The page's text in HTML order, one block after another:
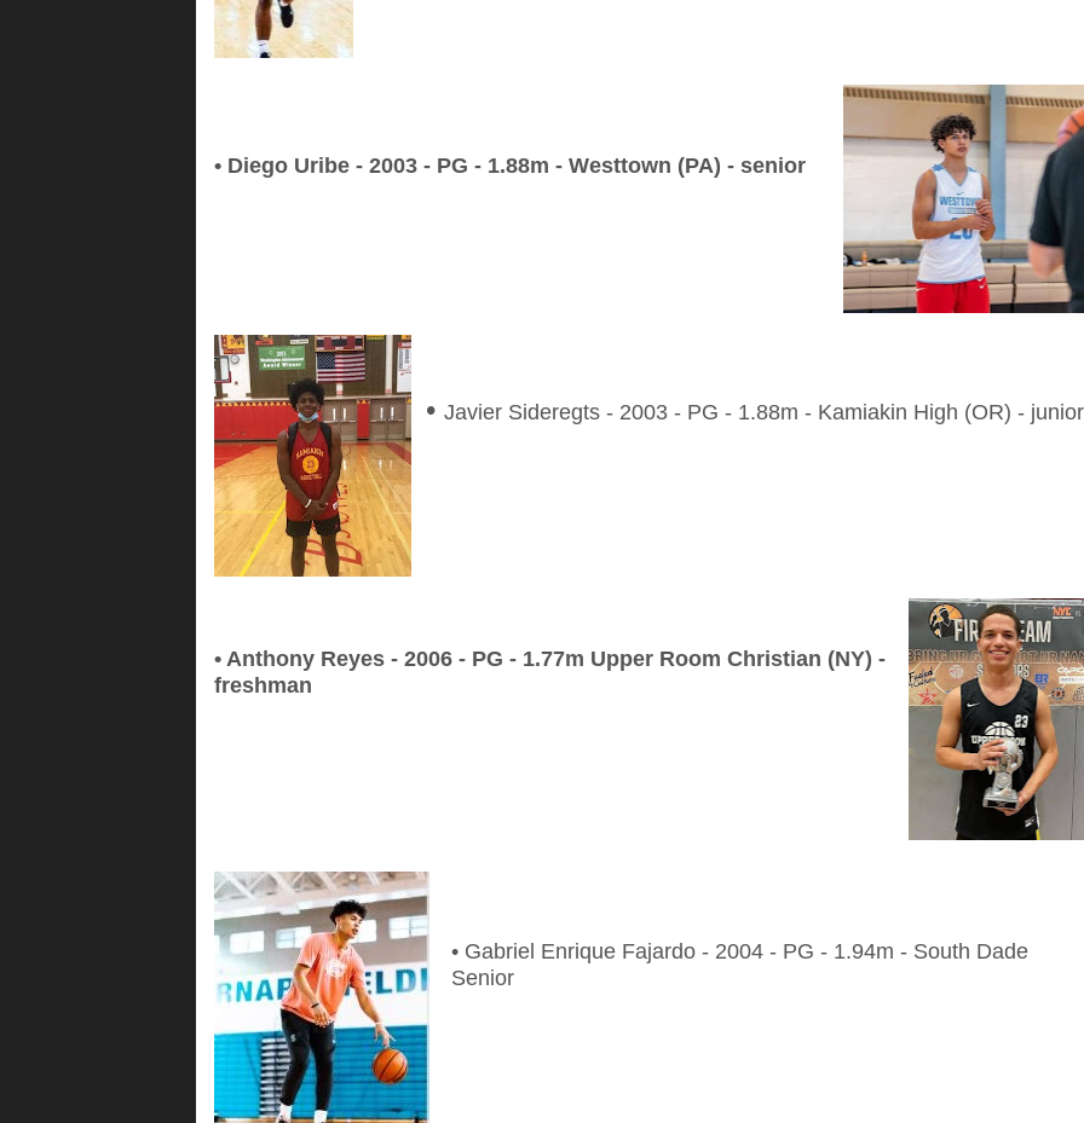
• Diego Uribe - 2003 - PG - 1.88m - Westtown (PA) - senior
• Javier Sideregts - 2003 - PG - 1.88m - Kamiakin High (OR) - junior
• Anthony Reyes - 2006 - PG - 1.77m Upper Room Christian (NY) -
freshman
• Gabriel Enrique Fajardo - 2004 - PG - 1.94m - South Dade
Senior